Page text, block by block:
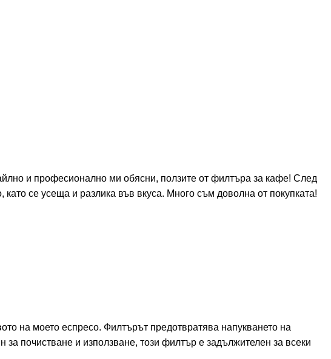
и професионално ми обясни, ползите от филтъра за кафе! След
се усеща и разлика във вкуса. Много съм доволна от покупката!
на моето еспресо. Филтърът предотвратява напукването на
почистване и използване, този филтър е задължителен за всеки